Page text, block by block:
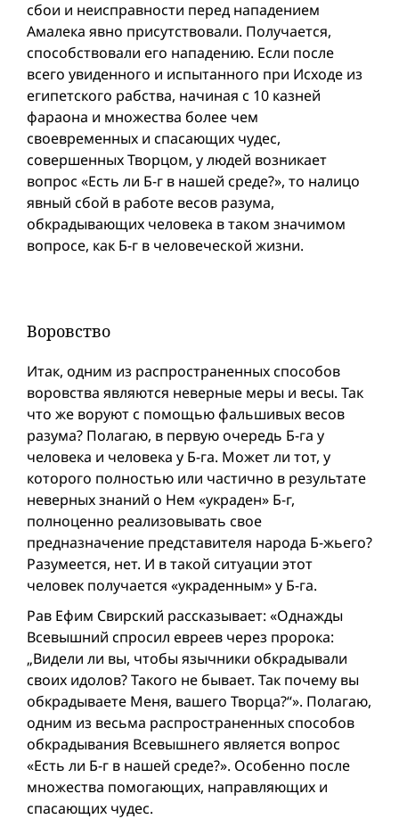
сбои и неисправности перед нападением
Амалека явно присутствовали. Получается,
способствовали его нападению. Если после
всего увиденного и испытанного при Исходе из
египетского рабства, начиная с 10 казней
фараона и множества более чем
своевременных и спасающих чудес,
совершенных Творцом, у людей возникает
вопрос «Есть ли Б-г в нашей среде?», то налицо
явный сбой в работе весов разума,
обкрадывающих человека в таком значимом
вопросе, как Б-г в человеческой жизни.
Воровство
Итак, одним из распространенных способов
воровства являются неверные меры и весы. Так
что же воруют с помощью фальшивых весов
разума? Полагаю, в первую очередь Б-га у
человека и человека у Б-га. Может ли тот, у
которого полностью или частично в результате
неверных знаний о Нем «украден» Б-г,
полноценно реализовывать свое
предназначение представителя народа Б-жьего?
Разумеется, нет. И в такой ситуации этот
человек получается «украденным» у Б-га.
Рав Ефим Свирский рассказывает: «Однажды
Всевышний спросил евреев через пророка:
„Видели ли вы, чтобы язычники обкрадывали
своих идолов? Такого не бывает. Так почему вы
обкрадываете Меня, вашего Творца?“». Полагаю,
одним из весьма распространенных способов
обкрадывания Всевышнего является вопрос
«Есть ли Б-г в нашей среде?». Особенно после
множества помогающих, направляющих и
спасающих чудес.